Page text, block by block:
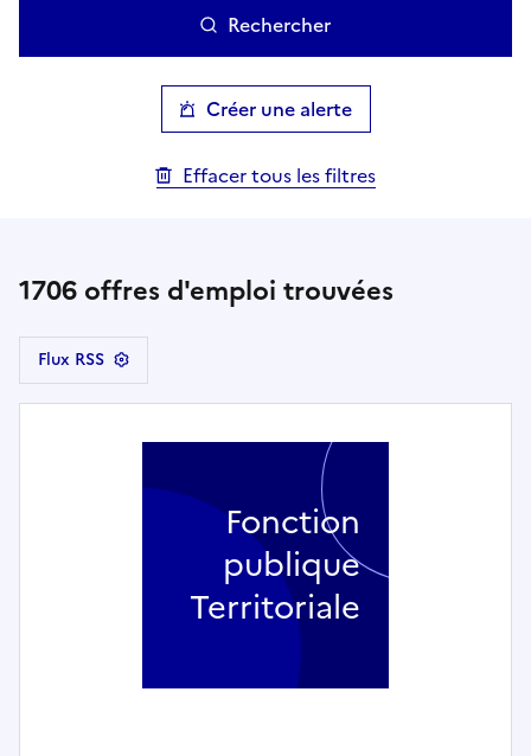
Rechercher
Créer une alerte
Effacer tous les filtres
1706 offres d'emploi trouvées
Flux RSS
Fonction
publique
Territoriale